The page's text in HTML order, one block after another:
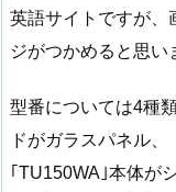
英語サイトですが、
ジがつかめると思い
型番については4種
ドがガラスパネル、
｢TU150WA｣本体が